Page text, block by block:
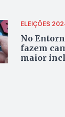
ELEIÇÕES
No
fazem
maior